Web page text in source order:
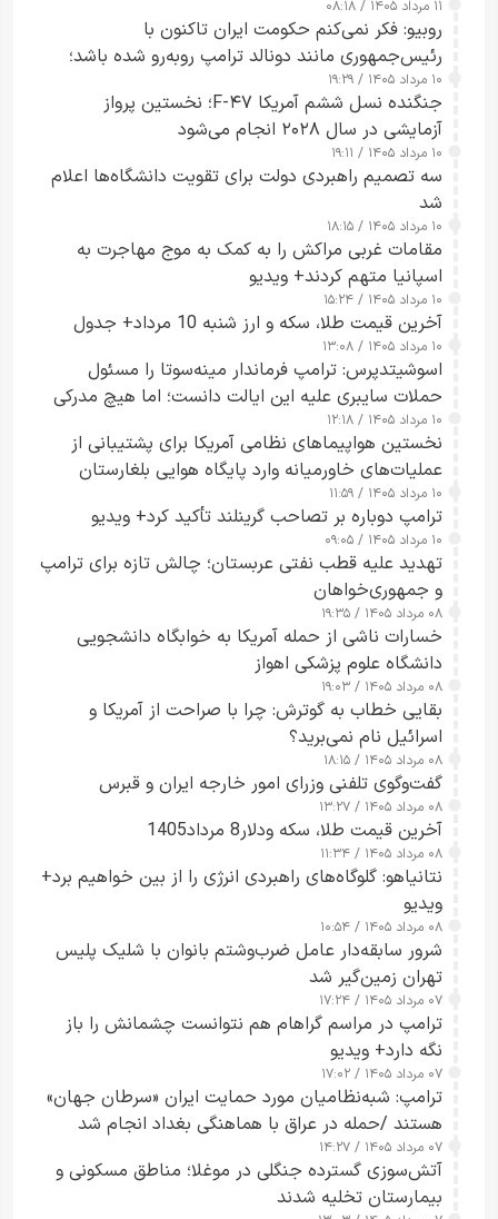
۱۱ مرداد ۱۴۰۵ / ۰۸:۱۸
روبیو: فکر نمی‌کنم حکومت ایران تاکنون با
رئیس‌جمهوری مانند دونالد ترامپ روبه‌رو شده باشد؛
کسی که واقعاً دست به اقدام می‌زند
۱۰ مرداد ۱۴۰۵ / ۱۹:۲۹
جنگنده نسل ششم آمریکا F-۴۷؛ نخستین پرواز
آزمایشی در سال ۲۰۲۸ انجام می‌شود
۱۰ مرداد ۱۴۰۵ / ۱۹:۱۱
سه تصمیم راهبردی دولت برای تقویت دانشگاه‌ها اعلام
شد
۱۰ مرداد ۱۴۰۵ / ۱۸:۱۵
مقامات غربی مراکش را به کمک به موج مهاجرت به
اسپانیا متهم کردند+ ویدیو
۱۰ مرداد ۱۴۰۵ / ۱۵:۲۴
آخرین قیمت طلا، سکه و ارز شنبه 10 مرداد+ جدول
۱۰ مرداد ۱۴۰۵ / ۱۳:۰۸
اسوشیتدپرس: ترامپ فرماندار مینه‌سوتا را مسئول
حملات سایبری علیه این ایالت دانست؛ اما هیچ مدرکی
ارائه نکرد
۱۰ مرداد ۱۴۰۵ / ۱۲:۱۸
نخستین هواپیماهای نظامی آمریکا برای پشتیبانی از
عملیات‌های خاورمیانه وارد پایگاه هوایی بلغارستان
شدند
۱۰ مرداد ۱۴۰۵ / ۱۱:۵۹
ترامپ دوباره بر تصاحب گرینلند تأکید کرد+ ویدیو
۱۰ مرداد ۱۴۰۵ / ۰۹:۰۵
تهدید علیه قطب نفتی عربستان؛ چالش تازه برای ترامپ
و جمهوری‌خواهان
۰۸ مرداد ۱۴۰۵ / ۱۹:۳۵
خسارات ناشی از حمله آمریکا به خوابگاه دانشجویی
دانشگاه علوم پزشکی اهواز
۰۸ مرداد ۱۴۰۵ / ۱۹:۰۳
بقایی خطاب به گوترش: چرا با صراحت از آمریکا و
اسرائیل نام نمی‌برید؟
۰۸ مرداد ۱۴۰۵ / ۱۸:۱۵
گفت‌وگوی تلفنی وزرای امور خارجه ایران و قبرس
۰۸ مرداد ۱۴۰۵ / ۱۳:۲۷
آخرین قیمت طلا، سکه ودلار8 مرداد1405
۰۸ مرداد ۱۴۰۵ / ۱۱:۳۴
نتانیاهو: گلوگاه‌های راهبردی انرژی را از بین خواهیم برد+
ویدیو
۰۸ مرداد ۱۴۰۵ / ۱۰:۵۴
شرور سابقه‌دار عامل ضرب‌وشتم بانوان با شلیک پلیس
تهران زمین‌گیر شد
۰۷ مرداد ۱۴۰۵ / ۱۷:۲۴
ترامپ در مراسم گراهام هم نتوانست چشمانش را باز
نگه دارد+ ویدیو
۰۷ مرداد ۱۴۰۵ / ۱۷:۰۲
ترامپ: شبه‌نظامیان مورد حمایت ایران «سرطان جهان»
هستند /حمله در عراق با هماهنگی بغداد انجام شد
۰۷ مرداد ۱۴۰۵ / ۱۴:۲۷
آتش‌سوزی گسترده جنگلی در موغلا؛ مناطق مسکونی و
بیمارستان تخلیه شدند